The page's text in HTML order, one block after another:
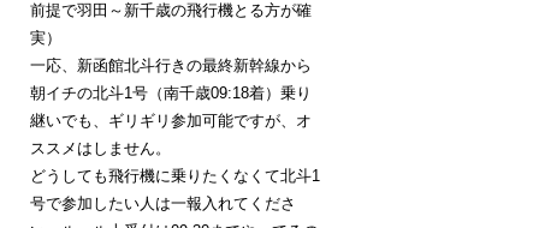
前提で羽田～新千歳の飛行機とる方が確
実）
一応、新函館北斗行きの最終新幹線から
朝イチの北斗1号（南千歳09:18着）乗り
継いでも、ギリギリ参加可能ですが、オ
ススメはしません。
どうしても飛行機に乗りたくなくて北斗1
号で参加したい人は一報入れてくださ